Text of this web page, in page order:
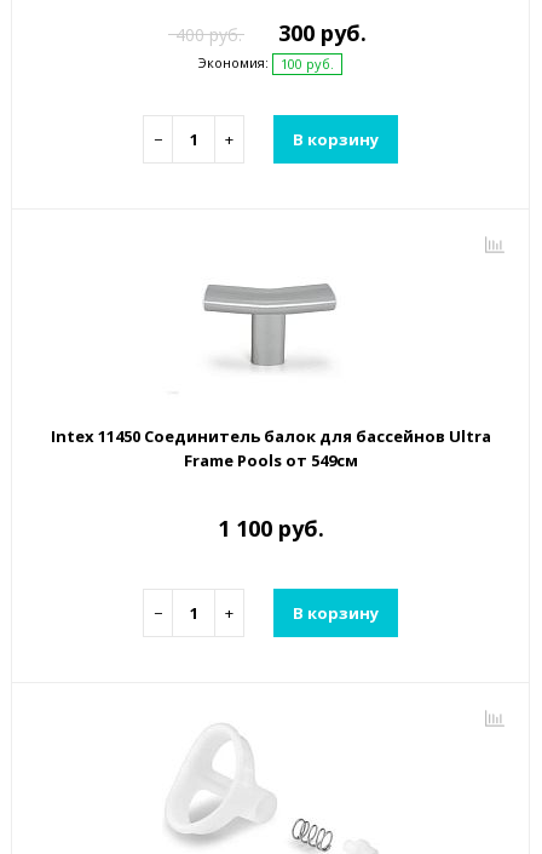
400 руб. 300 руб.
Экономия: 100 руб.
− + В корзину
Intex 11450 Соединитель балок для бассейнов Ultra
Frame Pools от 549см
1 100 руб.
− + В корзину